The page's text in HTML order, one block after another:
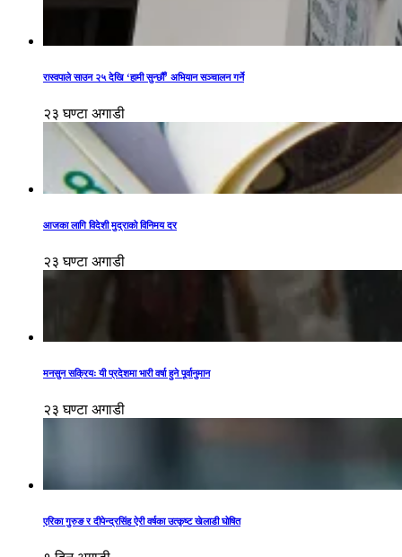
रास्वपाले साउन २५ देखि ‘हामी सुन्छौँ’ अभियान सञ्चालन गर्ने
२३ घण्टा अगाडी
आजका लागि विदेशी मुद्राको विनिमय दर
२३ घण्टा अगाडी
मनसुन सक्रियः यी प्रदेशमा भारी वर्षा हुने पूर्वानुमान
२३ घण्टा अगाडी
एरिका गुरुङ र दीपेन्द्रसिंह ऐरी वर्षका उत्कृष्ट खेलाडी घोषित